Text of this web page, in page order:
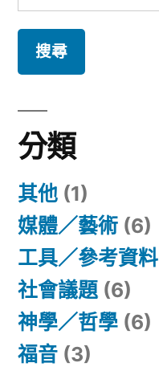
尋
鍵
字:
分類
其他 (1)
媒體／藝術 (6)
工具／參考資料
社會議題 (6)
神學／哲學 (6)
福音 (3)